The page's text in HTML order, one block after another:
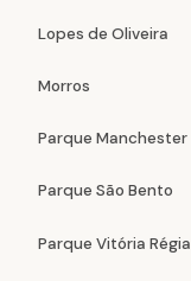
Lopes de Oliveira
Morros
Parque Manchester
Parque São Bento
Parque Vitória Régia